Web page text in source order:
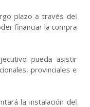
plazo a través del
financiar la compra
pueda asistir
provinciales e
la instalación del